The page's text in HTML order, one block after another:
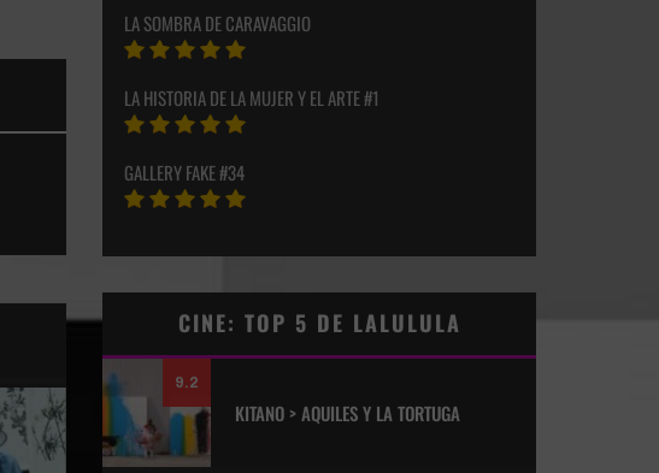
LA SOMBRA DE CARAVAGGIO
LA HISTORIA DE LA MUJER Y EL ARTE #1
GALLERY FAKE #34
CINE: TOP 5 DE LALULULA
9.2
KITANO > AQUILES Y LA TORTUGA